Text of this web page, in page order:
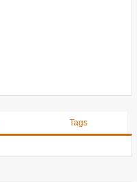
Tags